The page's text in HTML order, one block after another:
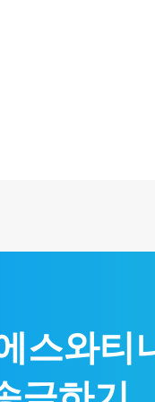
스와티